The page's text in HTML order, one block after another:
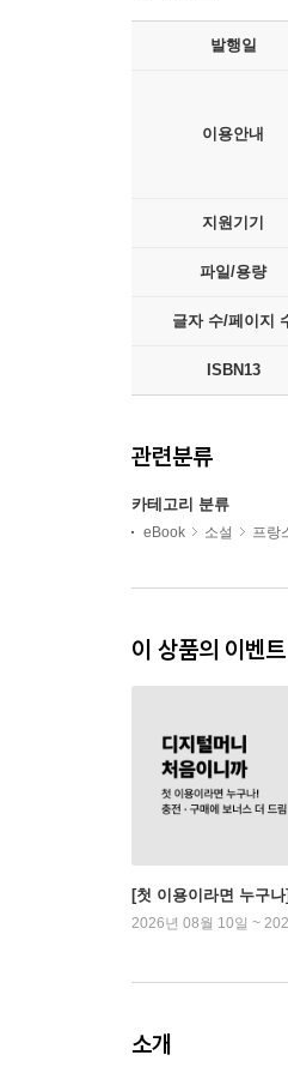
발행일
이용안내
지원기기
파일/용량
글자 수/페이지
ISBN13
관련분류
카테고리 분류
eBook 소설 프랑
이 상품의 이벤트
[첫 이용이라면 누구
2026년 08월 10일 ~
소개